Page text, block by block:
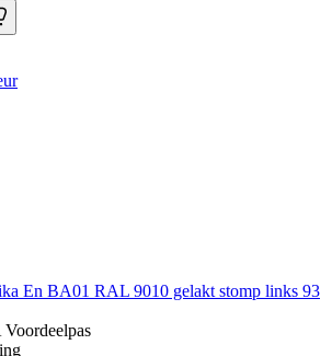
En BA01 RAL 9010 gelakt stomp links 93